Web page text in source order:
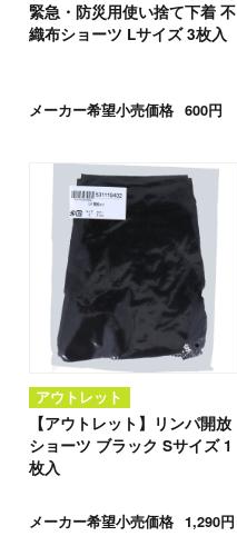
緊急・防災用使い捨て下着 不
織布ショーツ Lサイズ 3枚入
メーカー希望小売価格 600円
アウトレット
【アウトレット】リンパ開放
ショーツ ブラック Sサイズ 1
枚入
メーカー希望小売価格 1,290円